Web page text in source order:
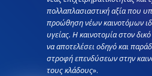
πολλαπλασιαστική αξία που
προώθηση νέων καινοτόμων
υγείας. Η καινοτομία στον
να αποτελέσει οδηγό και
στροφή επενδύσεων στην
τους κλάδους».